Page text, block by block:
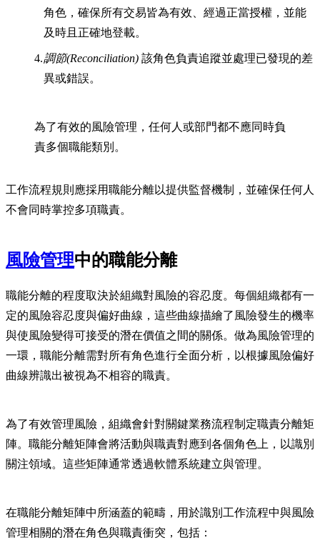
角色，確保所有交易皆為有效、經過正當授權，並能
及時且正確地登載。
調節(Reconciliation) 該角色負責追蹤並處理已發現的差
異或錯誤。
為了有效的風險管理，任何人或部門都不應同時負
責多個職能類別。
工作流程規則應採用職能分離以提供監督機制，並確保任何人
不會同時掌控多項職責。
風險管理中的職能分離
職能分離的程度取決於組織對風險的容忍度。每個組織都有一
定的風險容忍度與偏好曲線，這些曲線描繪了風險發生的機率
與使風險變得可接受的潛在價值之間的關係。做為風險管理的
一環，職能分離需對所有角色進行全面分析，以根據風險偏好
曲線辨識出被視為不相容的職責。
為了有效管理風險，組織會針對關鍵業務流程制定職責分離矩
陣。職能分離矩陣會將活動與職責對應到各個角色上，以識別
關注領域。這些矩陣通常透過軟體系統建立與管理。
在職能分離矩陣中所涵蓋的範疇，用於識別工作流程中與風險
管理相關的潛在角色與職責衝突，包括：